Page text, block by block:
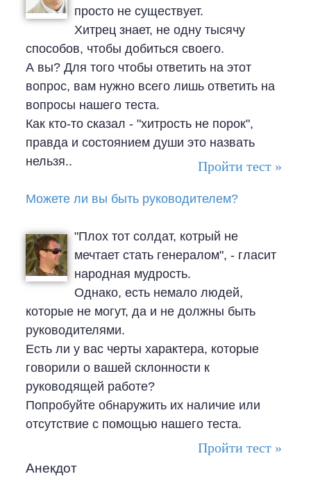
просто не существует.
Хитрец знает, не одну тысячу
способов, чтобы добиться своего.
А вы? Для того чтобы ответить на этот
вопрос, вам нужно всего лишь ответить на
вопросы нашего теста.
Как кто-то сказал - "хитрость не порок",
правда и состоянием души это назвать
нельзя..
Пройти тест »
Можете ли вы быть руководителем?
"Плох тот солдат, котрый не
мечтает стать генералом", - гласит
народная мудрость.
Однако, есть немало людей,
которые не могут, да и не должны быть
руководителями.
Есть ли у вас черты характера, которые
говорили о вашей склонности к
руководящей работе?
Попробуйте обнаружить их наличие или
отсутствие с помощью нашего теста.
Пройти тест »
Анекдот